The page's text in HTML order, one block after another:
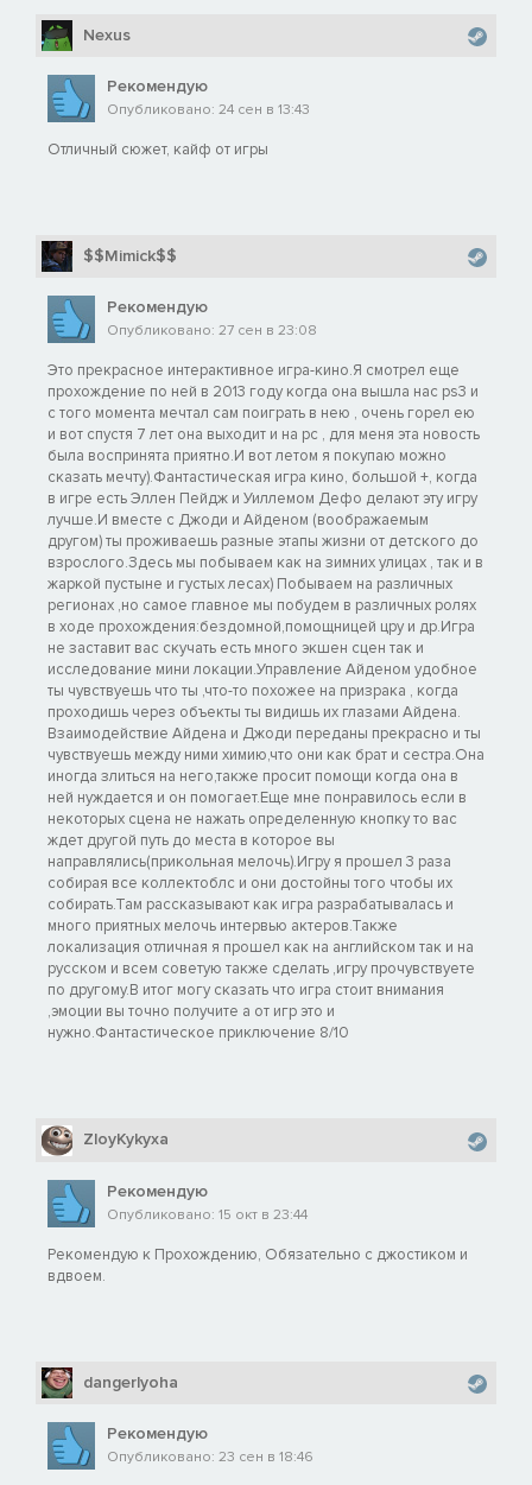
Nexus
Рекомендую
Опубликовано: 24 сен в 13:43
Отличный сюжет, кайф от игры
$$Mimick$$
Рекомендую
Опубликовано: 27 сен в 23:08
Это прекрасное интерактивное игра-кино.Я смотрел еще
прохождение по ней в 2013 году когда она вышла нас ps3 и
с того момента мечтал сам поиграть в нею , очень горел ею
и вот спустя 7 лет она выходит и на pc , для меня эта новость
была воспринята приятно.И вот летом я покупаю можно
сказать мечту).Фантастическая игра кино, большой +, когда
в игре есть Эллен Пейдж и Уиллемом Дефо делают эту игру
лучше.И вместе с Джоди и Айденом (воображаемым
другом) ты проживаешь разные этапы жизни от детского до
взрослого.Здесь мы побываем как на зимних улицах , так и в
жаркой пустыне и густых лесах) Побываем на различных
регионах ,но самое главное мы побудем в различных ролях
в ходе прохождения:бездомной,помощницей цру и др.Игра
не заставит вас скучать есть много экшен сцен так и
исследование мини локации.Управление Айденом удобное
ты чувствуешь что ты ,что-то похожее на призрака , когда
проходишь через объекты ты видишь их глазами Айдена.
Взаимодействие Айдена и Джоди переданы прекрасно и ты
чувствуешь между ними химию,что они как брат и сестра.Она
иногда злиться на него,также просит помощи когда она в
ней нуждается и он помогает.Еще мне понравилось если в
некоторых сцена не нажать определенную кнопку то вас
ждет другой путь до места в которое вы
направлялись(прикольная мелочь).Игру я прошел 3 раза
собирая все коллектоблс и они достойны того чтобы их
собирать.Там рассказывают как игра разрабатывалась и
много приятных мелочь интервью актеров.Также
локализация отличная я прошел как на английском так и на
русском и всем советую также сделать ,игру прочувствуете
по другому.В итог могу сказать что игра стоит внимания
,эмоции вы точно получите а от игр это и
нужно.Фантастическое приключение 8/10
ZloyKykyxa
Рекомендую
Опубликовано: 15 окт в 23:44
Рекомендую к Прохождению, Обязательно с джостиком и
вдвоем.
dangerlyoha
Рекомендую
Опубликовано: 23 сен в 18:46